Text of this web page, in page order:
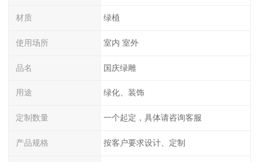
材质 绿植
使用场所 室内 室外
品名 国庆绿雕
用途 绿化、装饰
定制数量 一个起定，具体请咨询客服
产品规格 按客户要求设计、定制